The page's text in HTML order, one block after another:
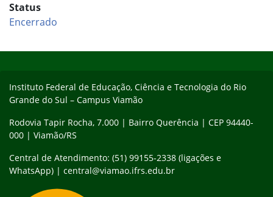
Status
Encerrado
Instituto Federal de Educação, Ciência e Tecnologia do Rio
Grande do Sul – Campus Viamão
Rodovia Tapir Rocha, 7.000 | Bairro Querência | CEP 94440-
000 | Viamão/RS
Central de Atendimento: (51) 99155-2338 (ligações e
WhatsApp) | central@viamao.ifrs.edu.br